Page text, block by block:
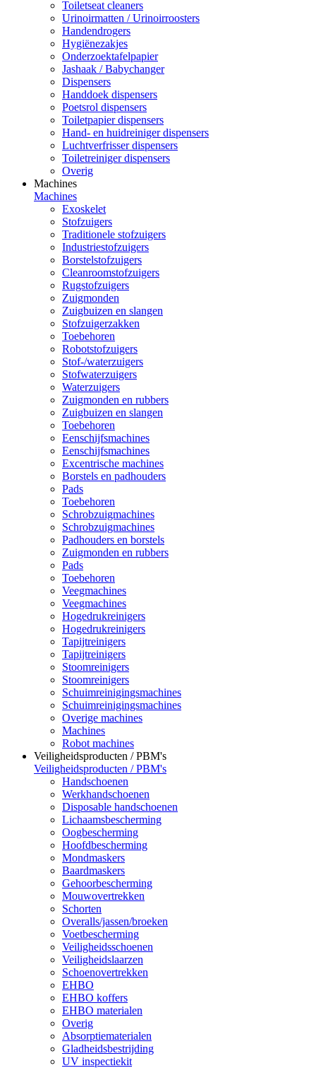
Toiletseat cleaners
Urinoirmatten / Urinoirroosters
Handendrogers
Hygiënezakjes
Onderzoektafelpapier
Jashaak / Babychanger
Dispensers
Handdoek dispensers
Poetsrol dispensers
Toiletpapier dispensers
Hand- en huidreiniger dispensers
Luchtverfrisser dispensers
Toiletreiniger dispensers
Overig
Machines
Machines
Exoskelet
Stofzuigers
Traditionele stofzuigers
Industriestofzuigers
Borstelstofzuigers
Cleanroomstofzuigers
Rugstofzuigers
Zuigmonden
Zuigbuizen en slangen
Stofzuigerzakken
Toebehoren
Robotstofzuigers
Stof-/waterzuigers
Stofwaterzuigers
Waterzuigers
Zuigmonden en rubbers
Zuigbuizen en slangen
Toebehoren
Eenschijfsmachines
Eenschijfsmachines
Excentrische machines
Borstels en padhouders
Pads
Toebehoren
Schrobzuigmachines
Schrobzuigmachines
Padhouders en borstels
Zuigmonden en rubbers
Pads
Toebehoren
Veegmachines
Veegmachines
Hogedrukreinigers
Hogedrukreinigers
Tapijtreinigers
Tapijtreinigers
Stoomreinigers
Stoomreinigers
Schuimreinigingsmachines
Schuimreinigingsmachines
Overige machines
Machines
Robot machines
Veiligheidsproducten / PBM's
Veiligheidsproducten / PBM's
Handschoenen
Werkhandschoenen
Disposable handschoenen
Lichaamsbescherming
Oogbescherming
Hoofdbescherming
Mondmaskers
Baardmaskers
Gehoorbescherming
Mouwovertrekken
Schorten
Overalls/jassen/broeken
Voetbescherming
Veiligheidsschoenen
Veiligheidslaarzen
Schoenovertrekken
EHBO
EHBO koffers
EHBO materialen
Overig
Absorptiematerialen
Gladheidsbestrijding
UV inspectiekit